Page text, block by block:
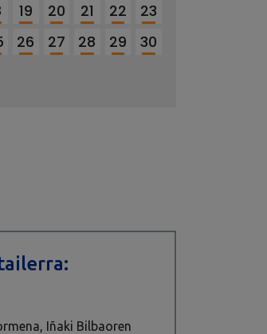
19 20 21 22
23
26 27 28 29
30
Iñaki Bilbaoren